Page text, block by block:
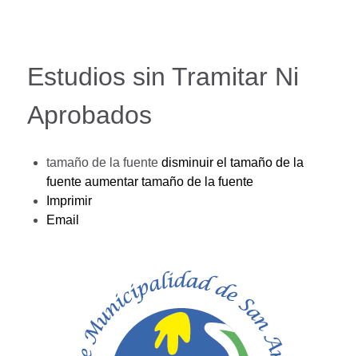
Estudios sin Tramitar Ni
Aprobados
tamaño de la fuente disminuir el tamaño de la
fuente aumentar tamaño de la fuente
Imprimir
Email